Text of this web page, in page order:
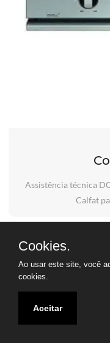
Assistência técnica
Calfat
Cookies.
Ao usar este site, você
cookies.
Aceitar